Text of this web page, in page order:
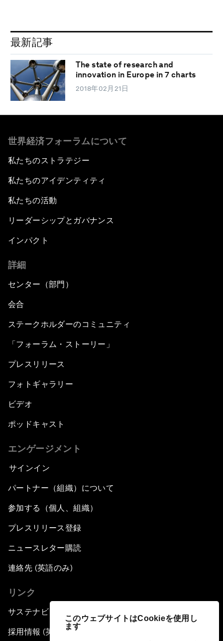
このウェブサイトはCookieを使用し
ます
最新記事
The state of research and
innovation in Europe in 7 charts
2018年02月21日
世界経済フォーラムについて
私たちのストラテジー
私たちのアイデンティティ
私たちの活動
リーダーシップとガバナンス
インパクト
詳細
センター（部門）
会合
ステークホルダーのコミュニティ
「フォーラム・ストーリー」
プレスリリース
フォトギャラリー
ビデオ
ポッドキャスト
エンゲージメント
サインイン
パートナー（組織）について
参加する（個人、組織）
プレスリリース登録
ニュースレター購読
連絡先 (英語のみ)
リンク
サステナビリティへの取り組み
採用情報 (英語のみ)